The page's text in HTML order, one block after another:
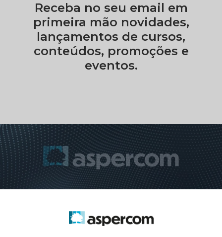
Receba no seu email em
primeira mão novidades,
lançamentos de cursos,
conteúdos, promoções e
eventos.